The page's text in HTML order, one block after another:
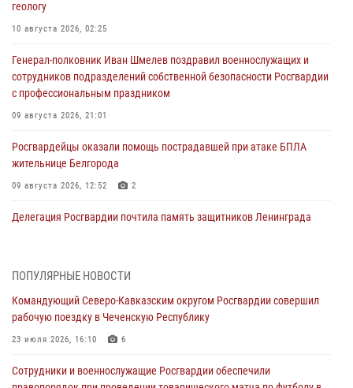
геологу
10 августа 2026, 02:25
Генерал-полковник Иван Шмелев поздравил военнослужащих и
сотрудников подразделений собственной безопасности Росгвардии
с профессиональным праздником
09 августа 2026, 21:01
Росгвардейцы оказали помощь пострадавшей при атаке БПЛА
жительнице Белгорода
09 августа 2026, 12:52 2
Делегация Росгвардии почтила память защитников Ленинграда
«Я расскажу вам о Герое»: подвиг Героя России Сергея Перца
09 августа 2026, 11:00
Росгвардейцы в зоне СВО передали подарки детям и помогли
09 августа 2026, 09:00
ПОПУЛЯРНЫЕ НОВОСТИ
Командующий Северо-Кавказским округом Росгвардии совершил
рабочую поездку в Чеченскую Республику
23 июля 2026, 16:10 6
Сотрудники и военнослужащие Росгвардии обеспечили